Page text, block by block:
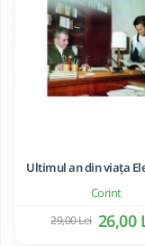
Corint
26,00
29,00 Lei